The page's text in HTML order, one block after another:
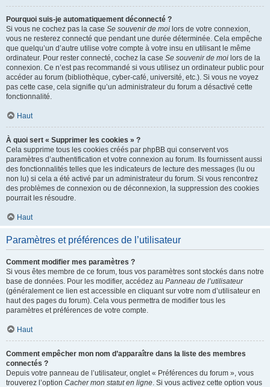
Pourquoi suis-je automatiquement déconnecté ?
Si vous ne cochez pas la case Se souvenir de moi lors de votre connexion,
vous ne resterez connecté que pendant une durée déterminée. Cela empêche
que quelqu’un d’autre utilise votre compte à votre insu en utilisant le même
ordinateur. Pour rester connecté, cochez la case Se souvenir de moi lors de la
connexion. Ce n’est pas recommandé si vous utilisez un ordinateur public pour
accéder au forum (bibliothèque, cyber-café, université, etc.). Si vous ne voyez
pas cette case, cela signifie qu’un administrateur du forum a désactivé cette
fonctionnalité.
Haut
À quoi sert « Supprimer les cookies » ?
Cela supprime tous les cookies créés par phpBB qui conservent vos
paramètres d’authentification et votre connexion au forum. Ils fournissent aussi
des fonctionnalités telles que les indicateurs de lecture des messages (lu ou
non lu) si cela a été activé par un administrateur du forum. Si vous rencontrez
des problèmes de connexion ou de déconnexion, la suppression des cookies
pourrait les résoudre.
Haut
Paramètres et préférences de l’utilisateur
Comment modifier mes paramètres ?
Si vous êtes membre de ce forum, tous vos paramètres sont stockés dans notre
base de données. Pour les modifier, accédez au Panneau de l’utilisateur
(généralement ce lien est accessible en cliquant sur votre nom d’utilisateur en
haut des pages du forum). Cela vous permettra de modifier tous les
paramètres et préférences de votre compte.
Haut
Comment empêcher mon nom d’apparaître dans la liste des membres
connectés ?
Depuis votre panneau de l’utilisateur, onglet « Préférences du forum », vous
trouverez l’option Cacher mon statut en ligne. Si vous activez cette option vous